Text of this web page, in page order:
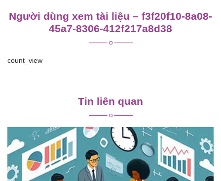
Người dùng xem tài liệu – f3f20f10-8a08-
45a7-8306-412f217a8d38
count_view
viết
Tin liên quan